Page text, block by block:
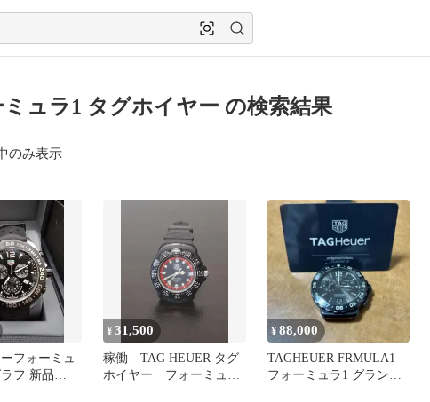
ミュラ1 タグホイヤー の検索結果
のみ表示
フォーミュ
フ 新品
¥31,500
稼働 TAG HEUER タグ
ホイヤー フォーミュラ
¥88,000
TAGHEUER FRMULA1
フォーミュラ1 グランド